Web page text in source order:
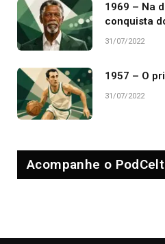
1969 – Na
conquista
31/07/2022
1957 – O
31/07/2022
Acompanhe o